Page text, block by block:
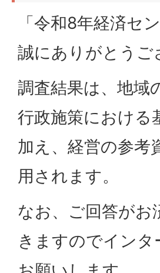
「令和8年経済セ
誠にありがとうご
調査結果は、地域
行政施策における
加え、経営の参考
用されます。
なお、ご回答がお
きますのでイン